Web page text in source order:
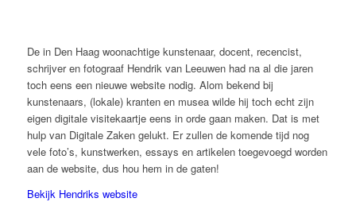
De in Den Haag woonachtige kunstenaar, docent, recencist,
schrijver en fotograaf Hendrik van Leeuwen had na al die jaren
toch eens een nieuwe website nodig. Alom bekend bij
kunstenaars, (lokale) kranten en musea wilde hij toch echt zijn
eigen digitale visitekaartje eens in orde gaan maken. Dat is met
hulp van Digitale Zaken gelukt. Er zullen de komende tijd nog
vele foto’s, kunstwerken, essays en artikelen toegevoegd worden
aan de website, dus hou hem in de gaten!
Bekijk Hendriks website